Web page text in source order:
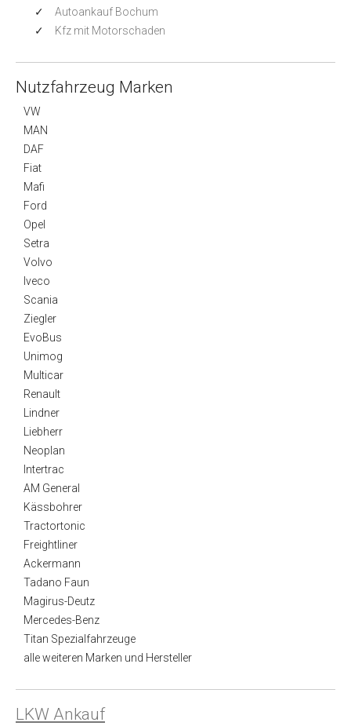
Autoankauf Bochum
Kfz mit Motorschaden
Nutzfahrzeug Marken
VW
MAN
DAF
Fiat
Mafi
Ford
Opel
Setra
Volvo
Iveco
Scania
Ziegler
EvoBus
Unimog
Multicar
Renault
Lindner
Liebherr
Neoplan
Intertrac
AM General
Kässbohrer
Tractortonic
Freightliner
Ackermann
Tadano Faun
Magirus-Deutz
Mercedes-Benz
Titan Spezialfahrzeuge
alle weiteren Marken und Hersteller
LKW Ankauf